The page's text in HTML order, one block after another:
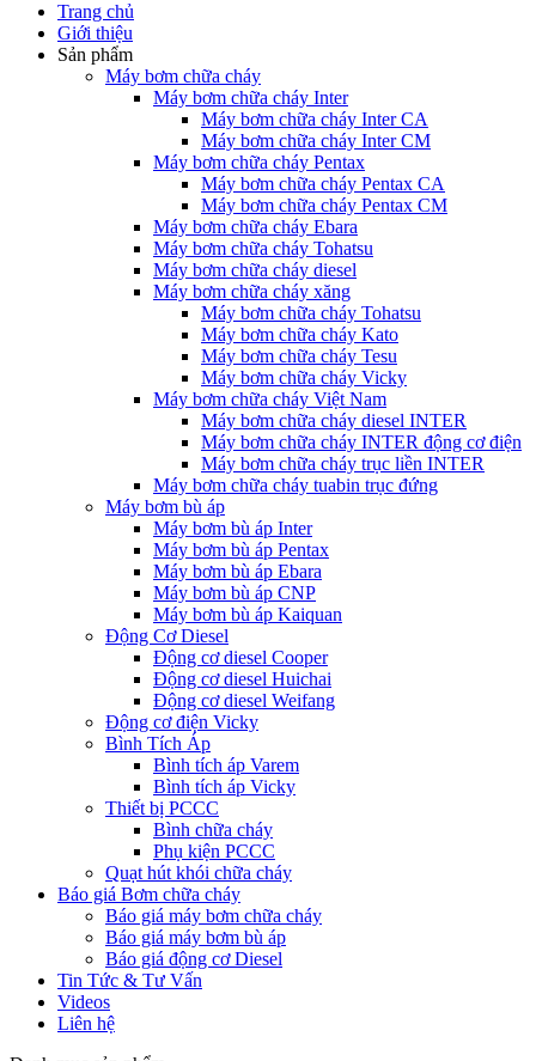
Trang chủ
Giới thiệu
Sản phẩm
Máy bơm chữa cháy
Máy bơm chữa cháy Inter
Máy bơm chữa cháy Inter CA
Máy bơm chữa cháy Inter CM
Máy bơm chữa cháy Pentax
Máy bơm chữa cháy Pentax CA
Máy bơm chữa cháy Pentax CM
Máy bơm chữa cháy Ebara
Máy bơm chữa cháy Tohatsu
Máy bơm chữa cháy diesel
Máy bơm chữa cháy xăng
Máy bơm chữa cháy Tohatsu
Máy bơm chữa cháy Kato
Máy bơm chữa cháy Tesu
Máy bơm chữa cháy Vicky
Máy bơm chữa cháy Việt Nam
Máy bơm chữa cháy diesel INTER
Máy bơm chữa cháy INTER động cơ điện
Máy bơm chữa cháy trục liền INTER
Máy bơm chữa cháy tuabin trục đứng
Máy bơm bù áp
Máy bơm bù áp Inter
Máy bơm bù áp Pentax
Máy bơm bù áp Ebara
Máy bơm bù áp CNP
Máy bơm bù áp Kaiquan
Động Cơ Diesel
Động cơ diesel Cooper
Động cơ diesel Huichai
Động cơ diesel Weifang
Động cơ điện Vicky
Bình Tích Áp
Bình tích áp Varem
Bình tích áp Vicky
Thiết bị PCCC
Bình chữa cháy
Phụ kiện PCCC
Quạt hút khói chữa cháy
Báo giá Bơm chữa cháy
Báo giá máy bơm chữa cháy
Báo giá máy bơm bù áp
Báo giá động cơ Diesel
Tin Tức & Tư Vấn
Videos
Liên hệ